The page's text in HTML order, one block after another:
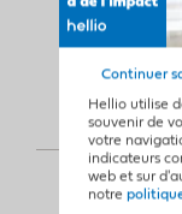
Hellio utilise
souvenir de
votre
indicateurs
web et sur
notre
Continuer